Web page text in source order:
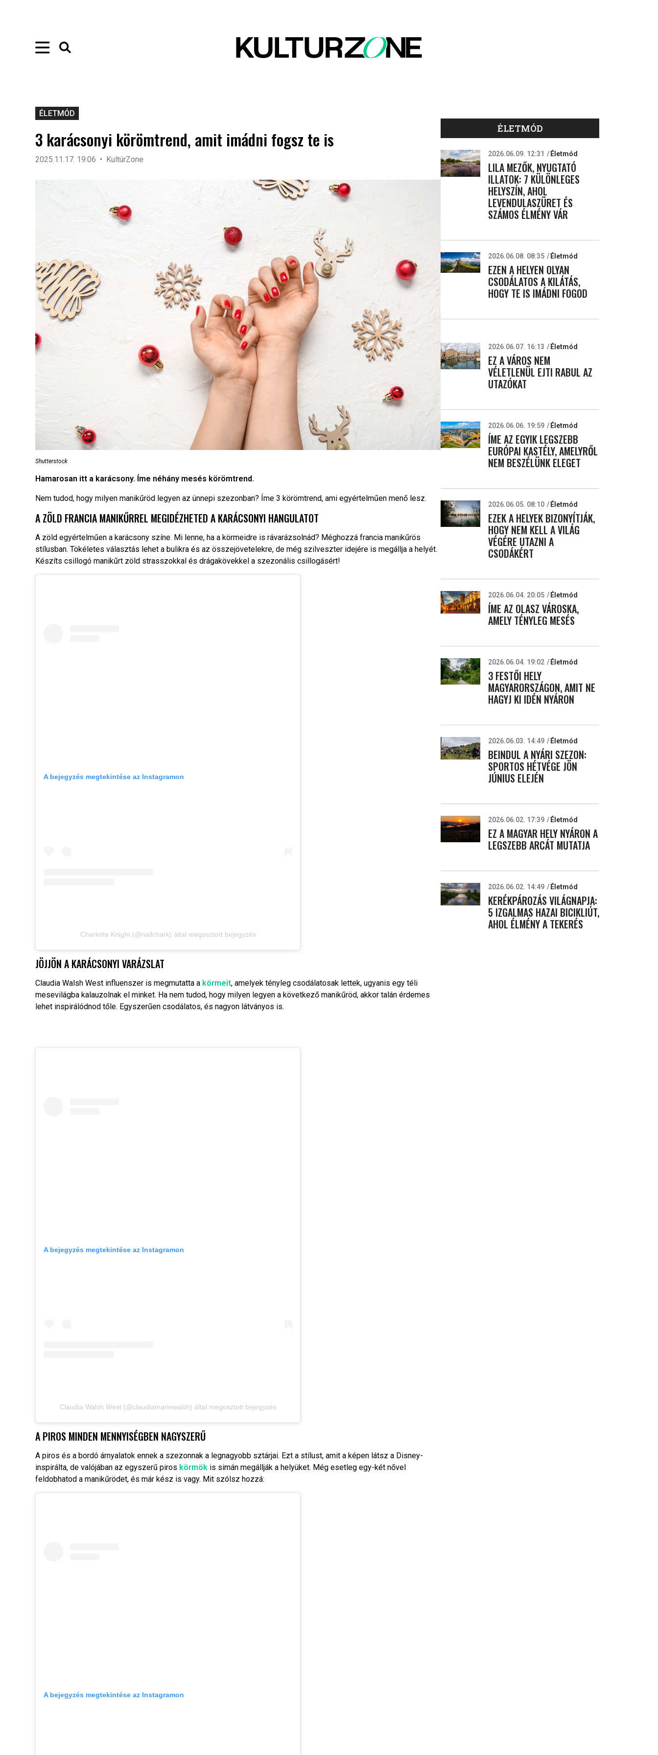
ÉLETMÓD
3 karácsonyi körömtrend, amit imádni fogsz te is
2025.11.17. 19:06 KultúrZone
Shutterstock
Hamarosan itt a karácsony. Íme néhány mesés körömtrend.
Nem tudod, hogy milyen manikűröd legyen az ünnepi szezonban? Íme 3 körömtrend, ami egyértelműen menő lesz.
A ZÖLD FRANCIA MANIKŰRREL MEGIDÉZHETED A KARÁCSONYI HANGULATOT
A zöld egyértelműen a karácsony színe. Mi lenne, ha a körmeidre is rávarázsolnád? Méghozzá francia manikűrös
stílusban. Tökéletes választás lehet a bulikra és az összejövetelekre, de még szilveszter idejére is megállja a helyét.
Készíts csillogó manikűrt zöld strasszokkal és drágakövekkel a szezonális csillogásért!
A bejegyzés megtekintése az Instagramon
Charlotte Knight (@nailchark) által megosztott bejegyzés
JÖJJÖN A KARÁCSONYI VARÁZSLAT
Claudia Walsh West influenszer is megmutatta a körmeit, amelyek tényleg csodálatosak lettek, ugyanis egy téli
mesevilágba kalauzolnak el minket. Ha nem tudod, hogy milyen legyen a következő manikűröd, akkor talán érdemes
lehet inspirálódnod tőle. Egyszerűen csodálatos, és nagyon látványos is.
A bejegyzés megtekintése az Instagramon
Claudia Walsh West (@claudiamariewalsh) által megosztott bejegyzés
A PIROS MINDEN MENNYISÉGBEN NAGYSZERŰ
A piros és a bordó árnyalatok ennek a szezonnak a legnagyobb sztárjai. Ezt a stílust, amit a képen látsz a Disney-
inspirálta, de valójában az egyszerű piros körmök is simán megállják a helyüket. Még esetleg egy-két nővel
feldobhatod a manikűrödet, és már kész is vagy. Mit szólsz hozzá:
A bejegyzés megtekintése az Instagramon
ÉLETMÓD
2026.06.09. 12:31 Életmód
LILA MEZŐK, NYUGTATÓ
ILLATOK: 7 KÜLÖNLEGES
HELYSZÍN, AHOL
LEVENDULASZÜRET ÉS
SZÁMOS ÉLMÉNY VÁR
2026.06.08. 08:35 Életmód
EZEN A HELYEN OLYAN
CSODÁLATOS A KILÁTÁS,
HOGY TE IS IMÁDNI FOGOD
2026.06.07. 16:13 Életmód
EZ A VÁROS NEM
VÉLETLENÜL EJTI RABUL AZ
UTAZÓKAT
2026.06.06. 19:59 Életmód
ÍME AZ EGYIK LEGSZEBB
EURÓPAI KASTÉLY, AMELYRŐL
NEM BESZÉLÜNK ELEGET
2026.06.05. 08:10 Életmód
EZEK A HELYEK BIZONYÍTJÁK,
HOGY NEM KELL A VILÁG
VÉGÉRE UTAZNI A
CSODÁKÉRT
2026.06.04. 20:05 Életmód
ÍME AZ OLASZ VÁROSKA,
AMELY TÉNYLEG MESÉS
2026.06.04. 19:02 Életmód
3 FESTŐI HELY
MAGYARORSZÁGON, AMIT NE
HAGYJ KI IDÉN NYÁRON
2026.06.03. 14:49 Életmód
BEINDUL A NYÁRI SZEZON:
SPORTOS HÉTVÉGE JÖN
JÚNIUS ELEJÉN
2026.06.02. 17:39 Életmód
EZ A MAGYAR HELY NYÁRON A
LEGSZEBB ARCÁT MUTATJA
2026.06.02. 14:49 Életmód
KERÉKPÁROZÁS VILÁGNAPJA:
5 IZGALMAS HAZAI BICIKLIÚT,
AHOL ÉLMÉNY A TEKERÉS